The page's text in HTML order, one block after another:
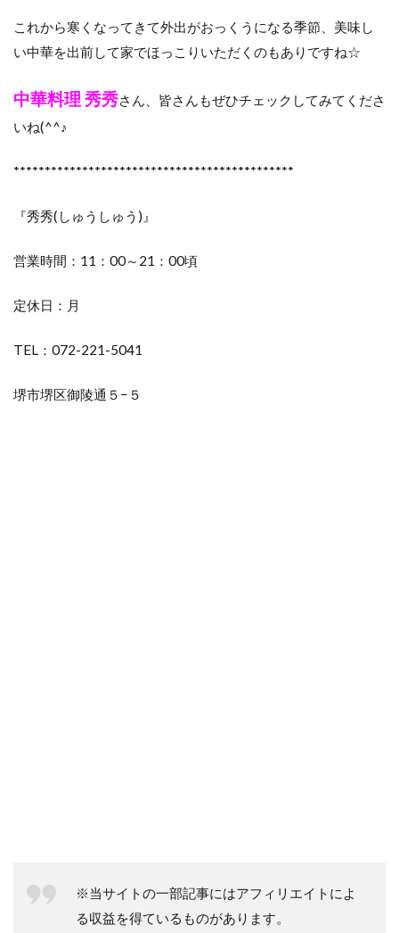
これから寒くなってきて外出がおっくうになる季節、美味し
い中華を出前して家でほっこりいただくのもありですね☆
中華料理 秀秀さん、皆さんもぜひチェックしてみてくださ
いね(^^♪
*********************************************
『秀秀(しゅうしゅう)』
営業時間：11：00～21：00頃
定休日：月
TEL：072-221-5041
堺市堺区御陵通５−５
※当サイトの一部記事にはアフィリエイトによ
る収益を得ているものがあります。